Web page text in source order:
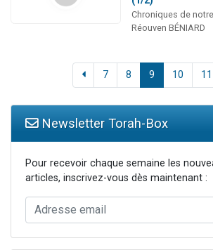
Chroniques de
Réouven BÉNIARD
7 8 9 10 11
Newsletter Torah-Box
Pour recevoir chaque semaine les
articles, inscrivez-vous dès maintenant :